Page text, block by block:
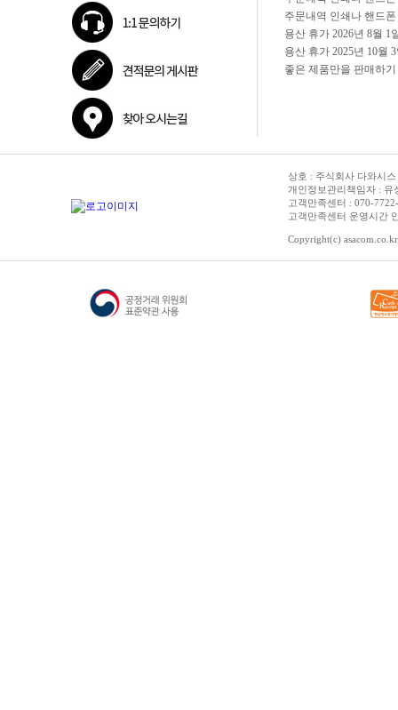
상호 : 주식회사 다와시
개인정보관리책임자 : 유
고객만족센터 : 070-
고객만족센터 운영시간
Copyright(c)